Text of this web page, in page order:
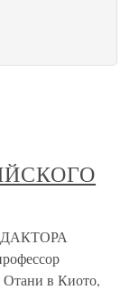
Отани в Киото,